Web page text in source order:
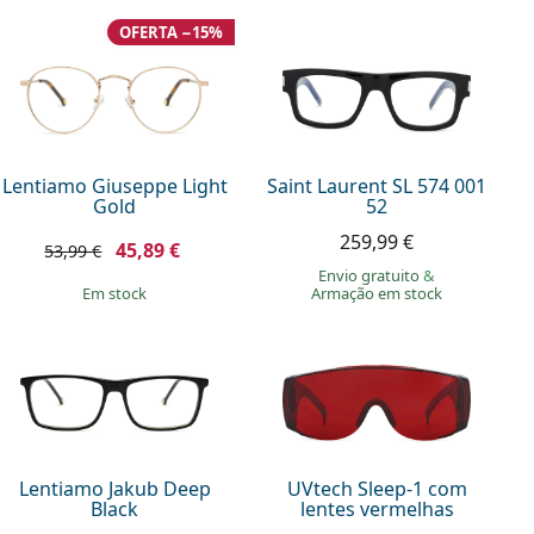
Lentiamo Giuseppe Light
Gold
OFERTA −15%
53,99 € 45,89 €
em stock
Saint Laurent SL 574 001
52
259,99 €
Envio gratuito&
Armação em stock
Lentiamo Jakub Deep
Black
UVtech Sleep-1 com
lentes vermelhas